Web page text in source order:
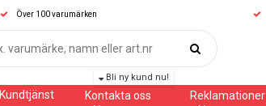
Över 100 varumärken
Kundtjänst Kontakta oss
Bli ny kund nu!
Reklamationer